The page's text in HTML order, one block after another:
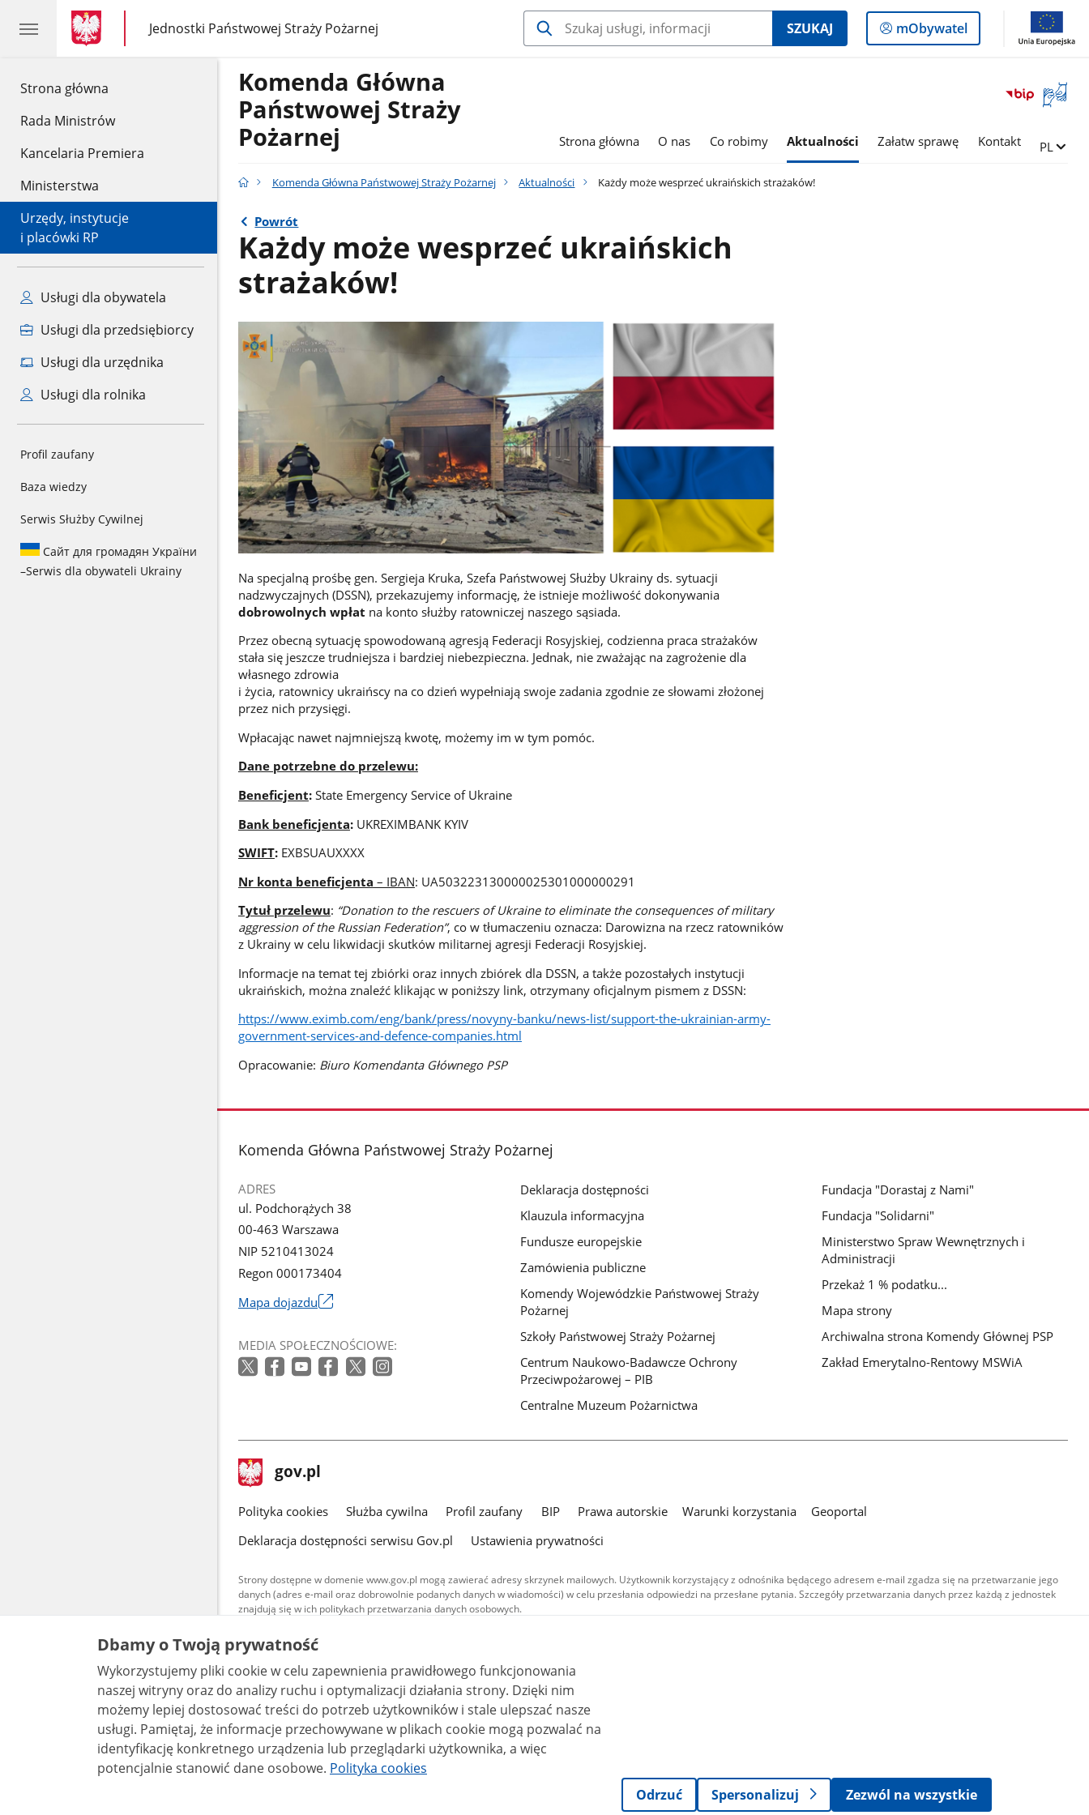
Strona główna
Rada Ministrów
Kancelaria Premiera
Ministerstwa
Urzędy, instytucje
i placówki RP
Usługi dla obywatela
Usługi dla przedsiębiorcy
Usługi dla urzędnika
Usługi dla rolnika
Profil zaufany
Baza wiedzy
Serwis Służby Cywilnej
Сайт для громадян України
–Serwis dla obywateli Ukrainy
gov.pl
gov.pl
Jednostki Państwowej Straży Pożarnej
gov.pl
Jednostki
Państwowej
SZUKAJ
Logowanie
do
mObywatel
Otwórz
okno
języka
Komenda Główna
Państwowej Straży
Pożarnej
Strona główna O nas Co robimy Aktualności Załatw sprawę Kontakt Zmień
PL
Komenda Główna Państwowej Straży Pożarnej Aktualności Każdy może wesprzeć ukraińskich strażaków!
Powrót
Każdy może wesprzeć ukraińskich
strażaków!
Na specjalną prośbę gen. Sergieja Kruka, Szefa Państwowej Służby Ukrainy ds. sytuacji
nadzwyczajnych (DSSN), przekazujemy informację, że istnieje możliwość dokonywania
dobrowolnych wpłat na konto służby ratowniczej naszego sąsiada.
Przez obecną sytuację spowodowaną agresją Federacji Rosyjskiej, codzienna praca strażaków
stała się jeszcze trudniejsza i bardziej niebezpieczna. Jednak, nie zważając na zagrożenie dla
własnego zdrowia
i życia, ratownicy ukraińscy na co dzień wypełniają swoje zadania zgodnie ze słowami złożonej
przez nich przysięgi.
Wpłacając nawet najmniejszą kwotę, możemy im w tym pomóc.
Dane potrzebne do przelewu:
Beneficjent:State Emergency Service of Ukraine
Bank beneficjenta:UKREXIMBANK KYIV
SWIFT:EXBSUAUXXXX
Nr konta beneficjenta – IBAN: UA503223130000025301000000291
Tytuł przelewu: “Donation to the rescuers of Ukraine to eliminate the consequences of military
aggression of the Russian Federation”, co w tłumaczeniu oznacza: Darowizna na rzecz ratowników
z Ukrainy w celu likwidacji skutków militarnej agresji Federacji Rosyjskiej.
Informacje na temat tej zbiórki oraz innych zbiórek dla DSSN, a także pozostałych instytucji
ukraińskich, można znaleźć klikając w poniższy link, otrzymany oficjalnym pismem z DSSN:
https://www.eximb.com/eng/bank/press/novyny-banku/news-list/support-the-ukrainian-army-
government-services-and-defence-companies.html
Opracowanie: Biuro Komendanta Głównego PSP
stopka
Komenda Główna Państwowej Straży Pożarnej
ADRES
ul. Podchorążych 38
00-463 Warszawa
NIP 5210413024
Regon 000173404
Mapa dojazdu
się
w
MEDIA SPOŁECZNOŚCIOWE:
Deklaracja dostępności
Klauzula informacyjna
Fundusze europejskie
Zamówienia publiczne
Komendy Wojewódzkie Państwowej Straży
Pożarnej
Szkoły Państwowej Straży Pożarnej
Centrum Naukowo-Badawcze Ochrony
Przeciwpożarowej – PIB
Centralne Muzeum Pożarnictwa
Fundacja "Dorastaj z Nami"
Fundacja "Solidarni"
Ministerstwo Spraw Wewnętrznych i
Administracji
Przekaż 1 % podatku...
Mapa strony
Archiwalna strona Komendy Głównej PSP
Zakład Emerytalno-Rentowy MSWiA
stopka
gov.pl Strona
gov.pl
gov.pl
Polityka cookies Służba cywilna Profil zaufany BIP Prawa autorskie Warunki korzystania
Geoportal
Deklaracja dostępności serwisu Gov.pl
Ustawienia prywatności
Strony dostępne w domenie www.gov.pl mogą zawierać adresy skrzynek mailowych. Użytkownik korzystający z odnośnika będącego adresem e-mail zgadza się na przetwarzanie jego
danych (adres e-mail oraz dobrowolnie podanych danych w wiadomości) w celu przesłania odpowiedzi na przesłane pytania. Szczegóły przetwarzania danych przez każdą z jednostek
znajdują się w ich politykach przetwarzania danych osobowych.
Treści tekstowe publikowane w serwisie (z wyłączeniem treści audiowizualnych), są
udostępniane na licencji typu Creative Commons: uznanie autorstwa - na tych samych
warunkach 4.0 (CC BY-SA 4.0). Materiały audiowizualne, w tym zdjęcia, materiały audio i wideo,
są udostępniane na licencji typu Creative Commons: uznanie autorstwa użycie niekomercyjne -
bez utworów zależnych 4.0 (CC BY-NC-ND 4.0), o ile nie jest to stwierdzone inaczej.
Dbamy o Twoją prywatność
Wykorzystujemy pliki cookie w celu zapewnienia prawidłowego funkcjonowania
naszej witryny oraz do analizy ruchu i optymalizacji działania strony. Dzięki nim
możemy lepiej dostosować treści do potrzeb użytkowników i stale ulepszać nasze
usługi. Pamiętaj, że informacje przechowywane w plikach cookie mogą pozwalać na
identyfikację konkretnego urządzenia lub przeglądarki użytkownika, a więc
potencjalnie stanowić dane osobowe. Polityka cookies
Odrzuć
Spersonalizuj Zezwól na wszystkie